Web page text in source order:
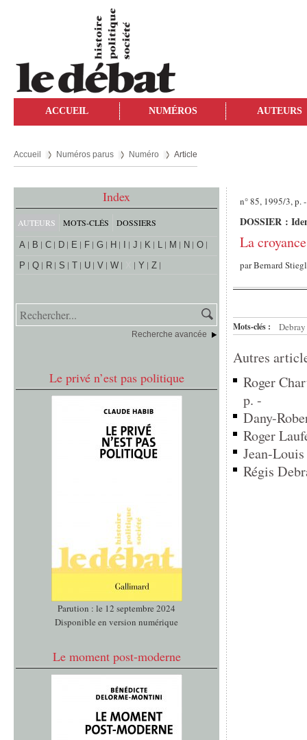
ACCUEIL NUMÉROS AUTEURS
Accueil Numéros parus Numéro Article
Index
AUTEURS MOTS-CLÉS DOSSIERS
A B C D E F G H J K L M N
O
P
Q R S T U V W Y Z
Recherche avancée
Le privé n’est pas politique
Parution : le 12 septembre 2024
Disponible en version numérique
Le moment post-moderne
n° 85, 1995/3, p. -
DOSSIER :
La
parBernard
Mots-clés :
Autres
Roger
p. -
Dany-
Roger
Jean-
Régis